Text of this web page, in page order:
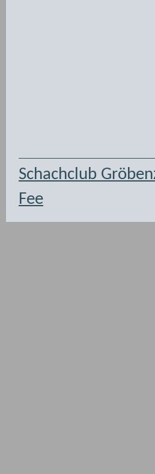
Schachclub
Fee